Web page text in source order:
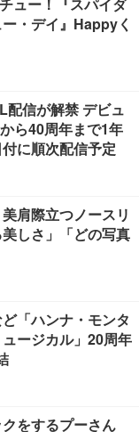
・デイ』Happyく
配信が解禁 デビュ
ら40周年まで1年
に順次配信予定
肩際立つノースリ
しさ」「どの写真
「ハンナ・モンタ
ージカル」20周年
をするプーさん